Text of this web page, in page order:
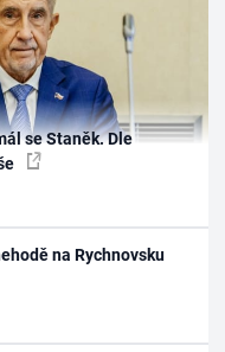
se Staněk. Dle
na Rychnovsku